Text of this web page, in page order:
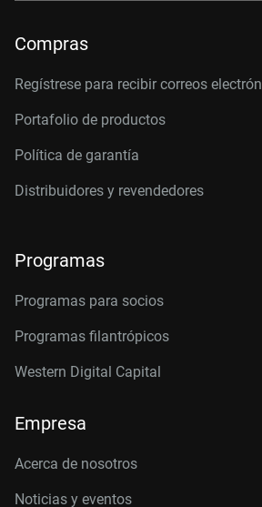
Compras
Regístrese para recibir correos
Portafolio de productos
Política de garantía
Distribuidores y revendedores
Programas
Programas para socios
Programas filantrópicos
Western Digital Capital
Empresa
Acerca de nosotros
Noticias y eventos